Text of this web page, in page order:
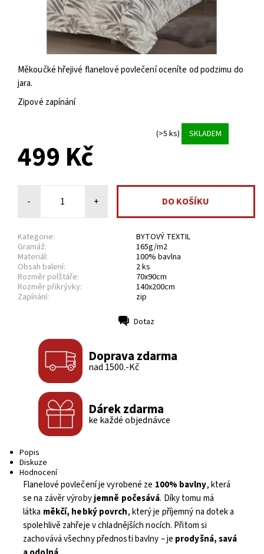
Měkoučké hřejivé flanelové povlečení oceníte od podzimu do
jara.
Zipové zapínání
(>5 ks) SKLADEM
499 Kč
- +
Kategorie:
BYTOVÝ TEXTIL
Gramáž:
165g/m2
Materiál:
100% bavlna
Obsah balení:
2 ks
Rozměr polštáře:
70x90cm
Rozměr přikrývky:
140x200cm
Zapínání:
zip
Dotaz
Doprava zdarma
nad 1500.-Kč
Dárek zdarma
ke každé objednávce
Popis
Diskuze
Hodnocení
Flanelové povlečení je vyrobené ze 100% bavlny, která
se na závěr výrobyjemně počesává. Díky tomu má
látka měkčí, hebký povrch, který je příjemný na dotek a
spolehlivě zahřeje v chladnějších nocích. Přitom si
zachovává všechny přednosti bavlny – je prodyšná, savá